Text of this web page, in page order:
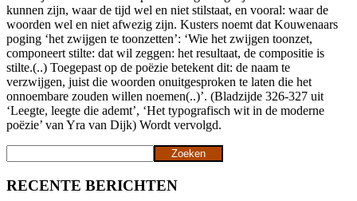
kunnen zijn, waar de tijd wel en niet stilstaat, en vooral: waar de
woorden wel en niet afwezig zijn. Kusters noemt dat Kouwenaars
poging ‘het zwijgen te toonzetten’: ‘Wie het zwijgen toonzet,
componeert stilte: dat wil zeggen: het resultaat, de compositie is
stilte.(..) Toegepast op de poëzie betekent dit: de naam te
verzwijgen, juist die woorden onuitgesproken te laten die het
onnoembare zouden willen noemen(..)’. (Bladzijde 326-327 uit
‘Leegte, leegte die ademt’, ‘Het typografisch wit in de moderne
poëzie’ van Yra van Dijk) Wordt vervolgd.
Zoeken
RECENTE BERICHTEN